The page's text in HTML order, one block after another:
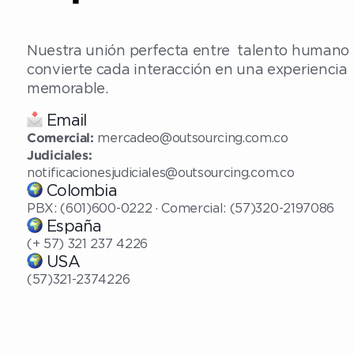
Nuestra unión perfecta entre talento humano
convierte cada interacción en una experiencia
memorable.
Email
Comercial: mercadeo@outsourcing.com.co
Judiciales:
notificacionesjudiciales@outsourcing.com.co
Colombia
PBX: (601)600-0222 · Comercial: (57)320-2197086
España
(+ 57) 321 237 4226
USA
(57)321-2374226